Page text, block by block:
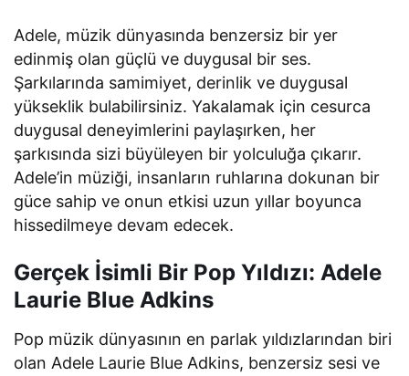
Adele, müzik dünyasında benzersiz bir yer
edinmiş olan güçlü ve duygusal bir ses.
Şarkılarında samimiyet, derinlik ve duygusal
yükseklik bulabilirsiniz. Yakalamak için cesurca
duygusal deneyimlerini paylaşırken, her
şarkısında sizi büyüleyen bir yolculuğa çıkarır.
Adele’in müziği, insanların ruhlarına dokunan bir
güce sahip ve onun etkisi uzun yıllar boyunca
hissedilmeye devam edecek.
Gerçek İsimli Bir Pop Yıldızı: Adele
Laurie Blue Adkins
Pop müzik dünyasının en parlak yıldızlarından biri
olan Adele Laurie Blue Adkins, benzersiz sesi ve